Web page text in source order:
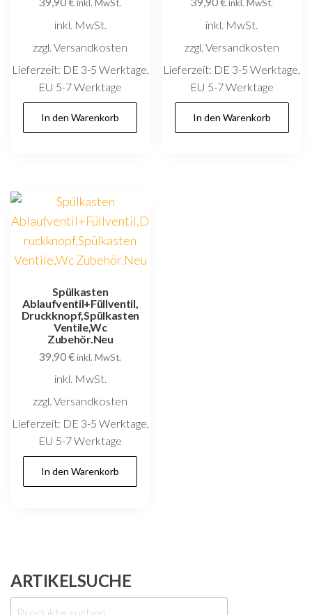
inkl. MwSt.
inkl. MwSt.
zzgl. Versandkosten
Lieferzeit: DE 3-5 Werktage,
EU 5-7 Werktage
In den Warenkorb
inkl. MwSt.
inkl. MwSt.
zzgl. Versandkosten
Lieferzeit: DE 3-5 Werktage,
EU 5-7 Werktage
In den Warenkorb
Spülkasten
Ablaufventil+Füllventil,
Druckknopf,Spülkasten
Ventile,Wc
Zubehör.Neu
39,90€ inkl. MwSt.
inkl. MwSt.
zzgl. Versandkosten
Lieferzeit: DE 3-5 Werktage,
EU 5-7 Werktage
In den Warenkorb
ARTIKELSUCHE
Suchen